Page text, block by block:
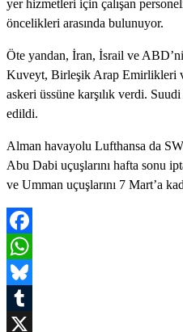
yer hizmetleri için çalışan
öncelikleri arasında bulunuyor.
Öte yandan, İran, İsrail ve
Kuveyt, Birleşik Arap Emirlikleri
askeri üssüne karşılık verdi.
edildi.
Alman havayolu Lufthansa da
Abu Dabi uçuşlarını hafta sonu
ve Umman uçuşlarını 7 Mart’a
Facebook
WhatsApp
Bluesky
Tumblr